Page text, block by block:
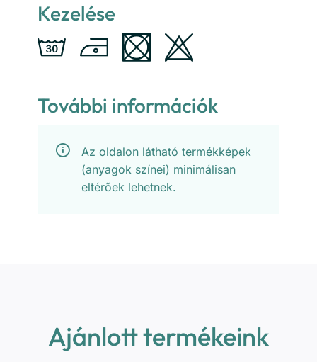
Kezelése
További információk
Az oldalon látható termékképek
(anyagok színei) minimálisan
eltérőek lehetnek.
Ajánlott termékeink